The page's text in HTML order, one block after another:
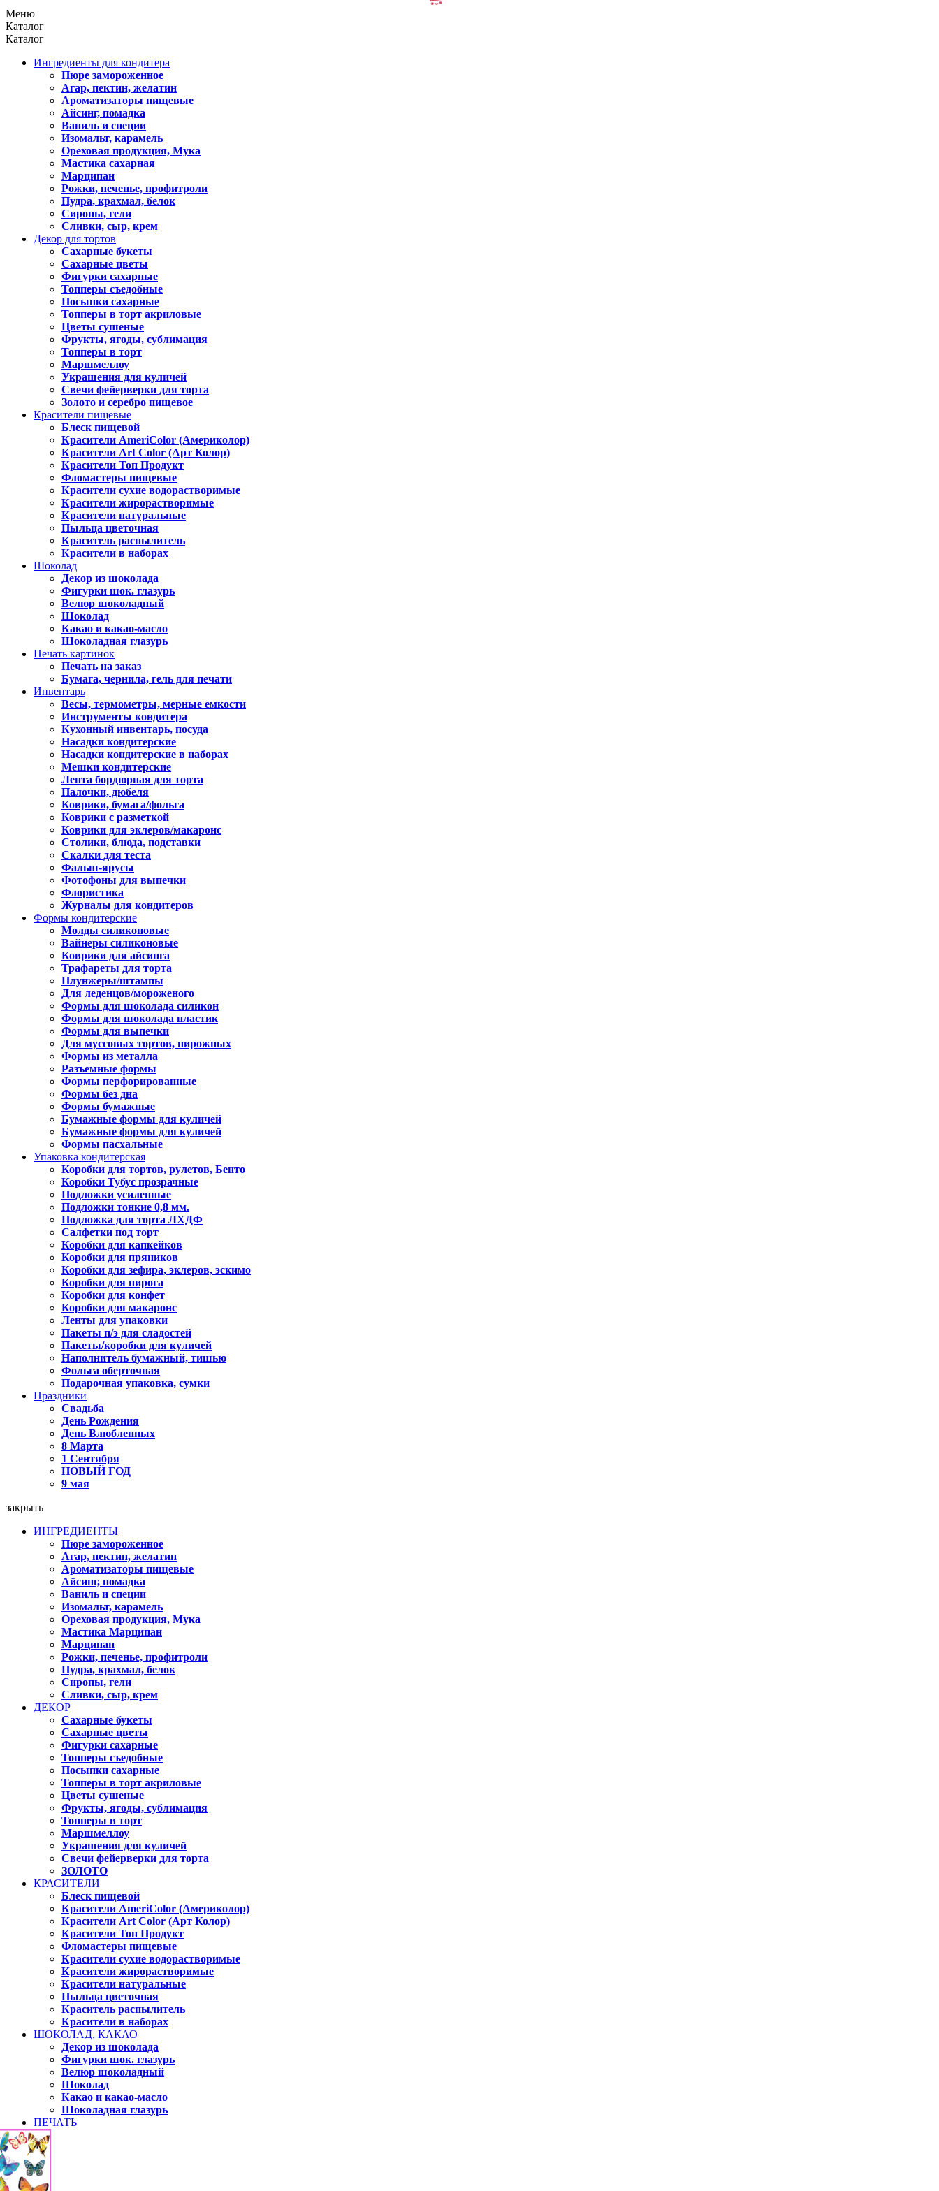
Меню
Каталог
Каталог
Ингредиенты для кондитера
Пюре замороженное
Агар, пектин, желатин
Ароматизаторы пищевые
Айсинг, помадка
Ваниль и специи
Изомальт, карамель
Ореховая продукция, Мука
Мастика сахарная
Марципан
Рожки, печенье, профитроли
Пудра, крахмал, белок
Сиропы, гели
Сливки, сыр, крем
Декор для тортов
Сахарные букеты
Сахарные цветы
Фигурки сахарные
Топперы съедобные
Посыпки сахарные
Топперы в торт акриловые
Цветы сушеные
Фрукты, ягоды, сублимация
Топперы в торт
Маршмеллоу
Украшения для куличей
Свечи фейерверки для торта
Золото и серебро пищевое
Красители пищевые
Блеск пищевой
Красители AmeriColor (Америколор)
Красители Art Color (Арт Колор)
Красители Топ Продукт
Фломастеры пищевые
Красители сухие водорастворимые
Красители жирорастворимые
Красители натуральные
Пыльца цветочная
Краситель распылитель
Красители в наборах
Шоколад
Декор из шоколада
Фигурки шок. глазурь
Велюр шоколадный
Шоколад
Какао и какао-масло
Шоколадная глазурь
Печать картинок
Печать на заказ
Бумага, чернила, гель для печати
Инвентарь
Весы, термометры, мерные емкости
Инструменты кондитера
Кухонный инвентарь, посуда
Насадки кондитерские
Насадки кондитерские в наборах
Мешки кондитерские
Лента бордюрная для торта
Палочки, дюбеля
Коврики, бумага/фольга
Коврики с разметкой
Коврики для эклеров/макаронс
Столики, блюда, подставки
Скалки для теста
Фальш-ярусы
Фотофоны для выпечки
Флористика
Журналы для кондитеров
Формы кондитерские
Молды силиконовые
Вайнеры силиконовые
Коврики для айсинга
Трафареты для торта
Плунжеры/штампы
Для леденцов/мороженого
Формы для шоколада силикон
Формы для шоколада пластик
Формы для выпечки
Для муссовых тортов, пирожных
Формы из металла
Разъемные формы
Формы перфорированные
Формы без дна
Формы бумажные
Бумажные формы для куличей
Бумажные формы для куличей
Формы пасхальные
Упаковка кондитерская
Коробки для тортов, рулетов, Бенто
Коробки Тубус прозрачные
Подложки усиленные
Подложки тонкие 0,8 мм.
Подложка для торта ЛХДФ
Салфетки под торт
Коробки для капкейков
Коробки для пряников
Коробки для зефира, эклеров, эскимо
Коробки для пирога
Коробки для конфет
Коробки для макаронс
Ленты для упаковки
Пакеты п/э для сладостей
Пакеты/коробки для куличей
Наполнитель бумажный, тишью
Фольга оберточная
Подарочная упаковка, сумки
Праздники
Свадьба
День Рождения
День Влюбленных
8 Марта
1 Сентября
НОВЫЙ ГОД
9 мая
закрыть
ИНГРЕДИЕНТЫ
Пюре замороженное
Агар, пектин, желатин
Ароматизаторы пищевые
Айсинг, помадка
Ваниль и специи
Изомальт, карамель
Ореховая продукция, Мука
Мастика Марципан
Марципан
Рожки, печенье, профитроли
Пудра, крахмал, белок
Сиропы, гели
Сливки, сыр, крем
ДЕКОР
Сахарные букеты
Сахарные цветы
Фигурки сахарные
Топперы съедобные
Посыпки сахарные
Топперы в торт акриловые
Цветы сушеные
Фрукты, ягоды, сублимация
Топперы в торт
Маршмеллоу
Украшения для куличей
Свечи фейерверки для торта
ЗОЛОТО
КРАСИТЕЛИ
Блеск пищевой
Красители AmeriColor (Америколор)
Красители Art Color (Арт Колор)
Красители Топ Продукт
Фломастеры пищевые
Красители сухие водорастворимые
Красители жирорастворимые
Красители натуральные
Пыльца цветочная
Краситель распылитель
Красители в наборах
ШОКОЛАД, КАКАО
Декор из шоколада
Фигурки шок. глазурь
Велюр шоколадный
Шоколад
Какао и какао-масло
Шоколадная глазурь
ПЕЧАТЬ